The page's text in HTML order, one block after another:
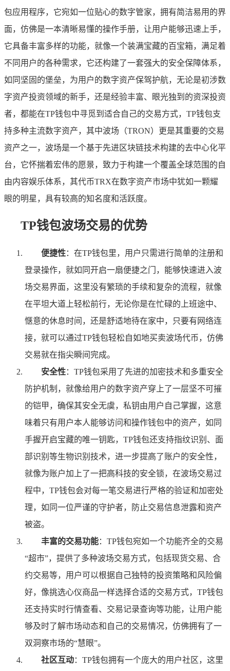
包应用程序，它宛如一位贴心的数字管家，拥有简洁易用的界
面，仿佛是一本清晰易懂的操作手册，让用户能够迅速上手，
它具备丰富多样的功能，就像一个装满宝藏的百宝箱，满足着
不同用户的各种需求，它还构建了一套强大的安全保障体系，
如同坚固的堡垒，为用户的数字资产保驾护航，无论是初涉数
字资产投资领域的新手，还是经验丰富、眼光独到的资深投资
者，都能在TP钱包中寻觅到适合自己的交易方式，TP钱包支
持多种主流数字资产，其中波场（TRON）更是其重要的交易
资产之一，波场是一个基于先进区块链技术构建的去中心化平
台，它怀揣着宏伟的愿景，致力于构建一个覆盖全球范围的自
由内容娱乐体系，其代币TRX在数字资产市场中犹如一颗耀
眼的明星，具有较高的知名度和活跃度。
TP钱包波场交易的优势
便捷性：在TP钱包里，用户只需进行简单的注册和
登录操作，就如同开启一扇便捷之门，能够快速进入波
场交易界面，这里没有繁琐的手续和复杂的流程，就像
在平坦大道上轻松前行，无论你是在忙碌的上班途中、
惬意的休息时间，还是舒适地待在家中，只要有网络连
接，就可以通过TP钱包轻松自如地买卖波场代币，仿佛
交易就在指尖瞬间完成。
安全性：TP钱包采用了先进的加密技术和多重安全
防护机制，就像给用户的数字资产穿上了一层坚不可摧
的铠甲，确保其安全无虞，私钥由用户自己掌握，这意
味着只有用户本人能够访问和操作钱包中的资产，如同
手握开启宝藏的唯一钥匙，TP钱包还支持指纹识别、面
部识别等生物识别技术，进一步提高了账户的安全性，
就像为账户加上了一把高科技的安全锁，在波场交易过
程中，TP钱包会对每一笔交易进行严格的验证和加密处
理，如同一位严谨的守护者，防止交易信息泄露和资产
被盗。
丰富的交易功能：TP钱包宛如一个功能齐全的交易
“超市”，提供了多种波场交易方式，包括现货交易、合
约交易等，用户可以根据自己独特的投资策略和风险偏
好，像挑选心仪商品一样选择合适的交易方式，TP钱包
还支持实时行情查看、交易记录查询等功能，让用户能
够及时了解市场动态和自己的交易情况，仿佛拥有了一
双洞察市场的“慧眼”。
社区互动：TP钱包拥有一个庞大的用户社区，这里